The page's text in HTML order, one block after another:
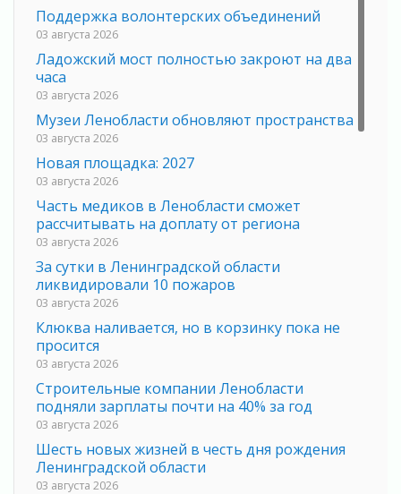
Поддержка волонтерских объединений
03 августа 2026
Ладожский мост полностью закроют на два
часа
03 августа 2026
Музеи Ленобласти обновляют пространства
03 августа 2026
Новая площадка: 2027
03 августа 2026
Часть медиков в Ленобласти сможет
рассчитывать на доплату от региона
03 августа 2026
За сутки в Ленинградской области
ликвидировали 10 пожаров
03 августа 2026
Клюква наливается, но в корзинку пока не
просится
03 августа 2026
Строительные компании Ленобласти
подняли зарплаты почти на 40% за год
03 августа 2026
Шесть новых жизней в честь дня рождения
Ленинградской области
03 августа 2026